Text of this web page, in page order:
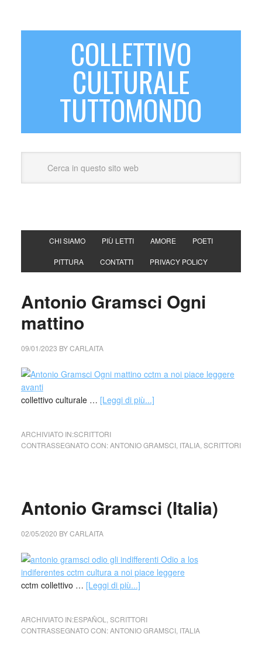
COLLETTIVO
CULTURALE
TUTTOMONDO
CHI SIAMO PIÙ LETTI AMORE POETI
PITTURA CONTATTI PRIVACY POLICY
Antonio Gramsci Ogni
mattino
09/01/2023 BYCARLAITA
collettivo culturale … [Leggi di più...]
ARCHIVIATO IN:SCRITTORI
CONTRASSEGNATO CON:ANTONIO GRAMSCI, ITALIA, SCRITTORI
Antonio Gramsci (Italia)
02/05/2020 BYCARLAITA
cctm collettivo … [Leggi di più...]
ARCHIVIATO IN:ESPAÑOL
SCRITTORI
CONTRASSEGNATO CON:ANTONIO GRAMSCI, ITALIA